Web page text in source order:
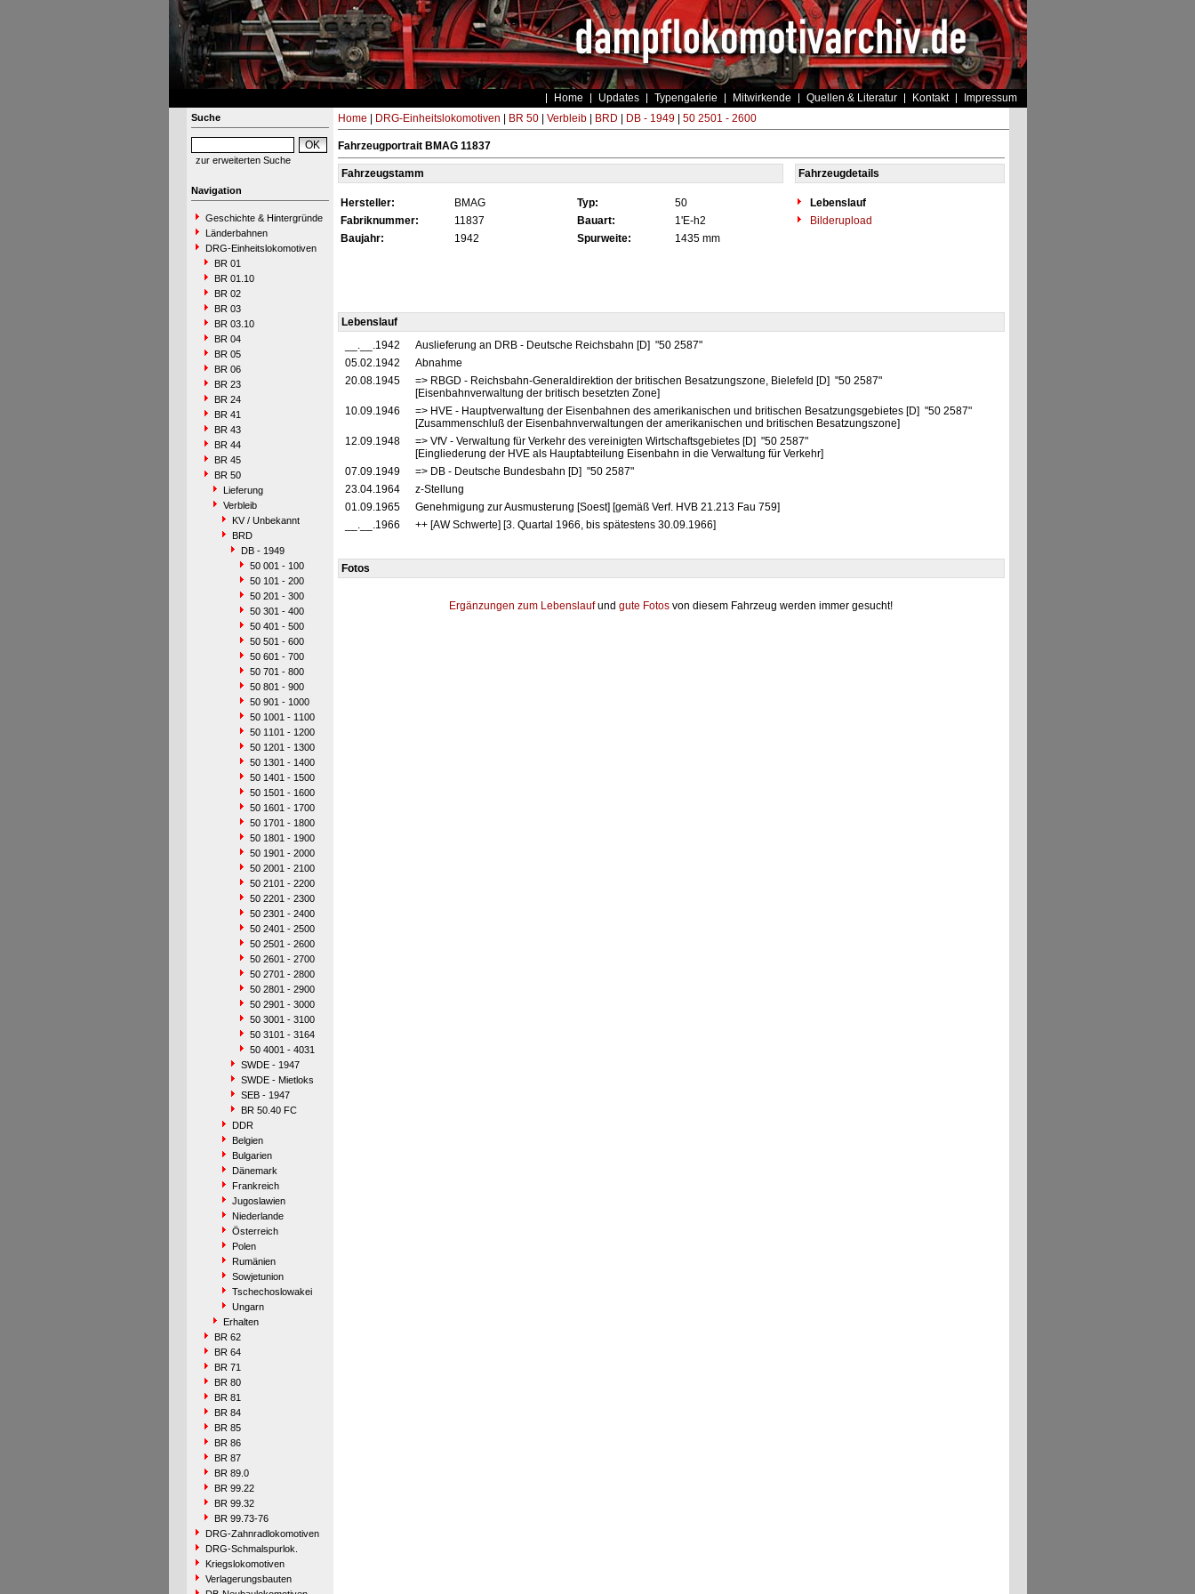
Home Updates Typengalerie Mitwirkende Quellen & Literatur Kontakt Impressum
Suche
zur erweiterten Suche
Navigation
Geschichte & Hintergründe
Länderbahnen
DRG-Einheitslokomotiven
BR 01
BR 01.10
BR 02
BR 03
BR 03.10
BR 04
BR 05
BR 06
BR 23
BR 24
BR 41
BR 43
BR 44
BR 45
BR 50
Lieferung
Verbleib
KV / Unbekannt
BRD
DB - 1949
50 001 - 100
50 101 - 200
50 201 - 300
50 301 - 400
50 401 - 500
50 501 - 600
50 601 - 700
50 701 - 800
50 801 - 900
50 901 - 1000
50 1001 - 1100
50 1101 - 1200
50 1201 - 1300
50 1301 - 1400
50 1401 - 1500
50 1501 - 1600
50 1601 - 1700
50 1701 - 1800
50 1801 - 1900
50 1901 - 2000
50 2001 - 2100
50 2101 - 2200
50 2201 - 2300
50 2301 - 2400
50 2401 - 2500
50 2501 - 2600
50 2601 - 2700
50 2701 - 2800
50 2801 - 2900
50 2901 - 3000
50 3001 - 3100
50 3101 - 3164
50 4001 - 4031
SWDE - 1947
SWDE - Mietloks
SEB - 1947
BR 50.40 FC
DDR
Belgien
Bulgarien
Dänemark
Frankreich
Jugoslawien
Niederlande
Österreich
Polen
Rumänien
Sowjetunion
Tschechoslowakei
Ungarn
Erhalten
BR 62
BR 64
BR 71
BR 80
BR 81
BR 84
BR 85
BR 86
BR 87
BR 89.0
BR 99.22
BR 99.32
BR 99.73-76
DRG-Zahnradlokomotiven
DRG-Schmalspurlok.
Kriegslokomotiven
Verlagerungsbauten
Home DRG-Einheitslokomotiven BR 50| Verbleib| BRD DB - 1949| 50 2501 - 2600
Fahrzeugportrait BMAG 11837
Fahrzeugstamm Fahrzeugdetails
Hersteller: BMAG Typ: 50
Lebenslauf
Fabriknummer:
11837 Bauart: 1'E-h2
Bilderupload
Baujahr:
1942 Spurweite: 1435 mm
Lebenslauf
__.__.1942
Auslieferung an DRB - Deutsche Reichsbahn [D] "50 2587"
05.02.1942
Abnahme
20.08.1945
=> RBGD - Reichsbahn-Generaldirektion der britischen Besatzungszone, Bielefeld [D] "50 2587"
[Eisenbahnverwaltung der britisch besetzten Zone]
10.09.1946
=> HVE - Hauptverwaltung der Eisenbahnen des amerikanischen und britischen Besatzungsgebietes [D] "50 2587"
[Zusammenschluß der Eisenbahnverwaltungen der amerikanischen und britischen Besatzungszone]
12.09.1948
=> VfV - Verwaltung für Verkehr des vereinigten Wirtschaftsgebietes [D] "50 2587"
[Eingliederung der HVE als Hauptabteilung Eisenbahn in die Verwaltung für Verkehr]
07.09.1949
=> DB - Deutsche Bundesbahn [D] "50 2587"
23.04.1964
z-Stellung
01.09.1965
Genehmigung zur Ausmusterung [Soest] [gemäß Verf. HVB 21.213 Fau 759]
__.__.1966
++ [AW Schwerte] [3. Quartal 1966, bis spätestens 30.09.1966]
Fotos
Ergänzungen zum Lebenslaufund gute Fotos von diesem Fahrzeug werden immer gesucht!